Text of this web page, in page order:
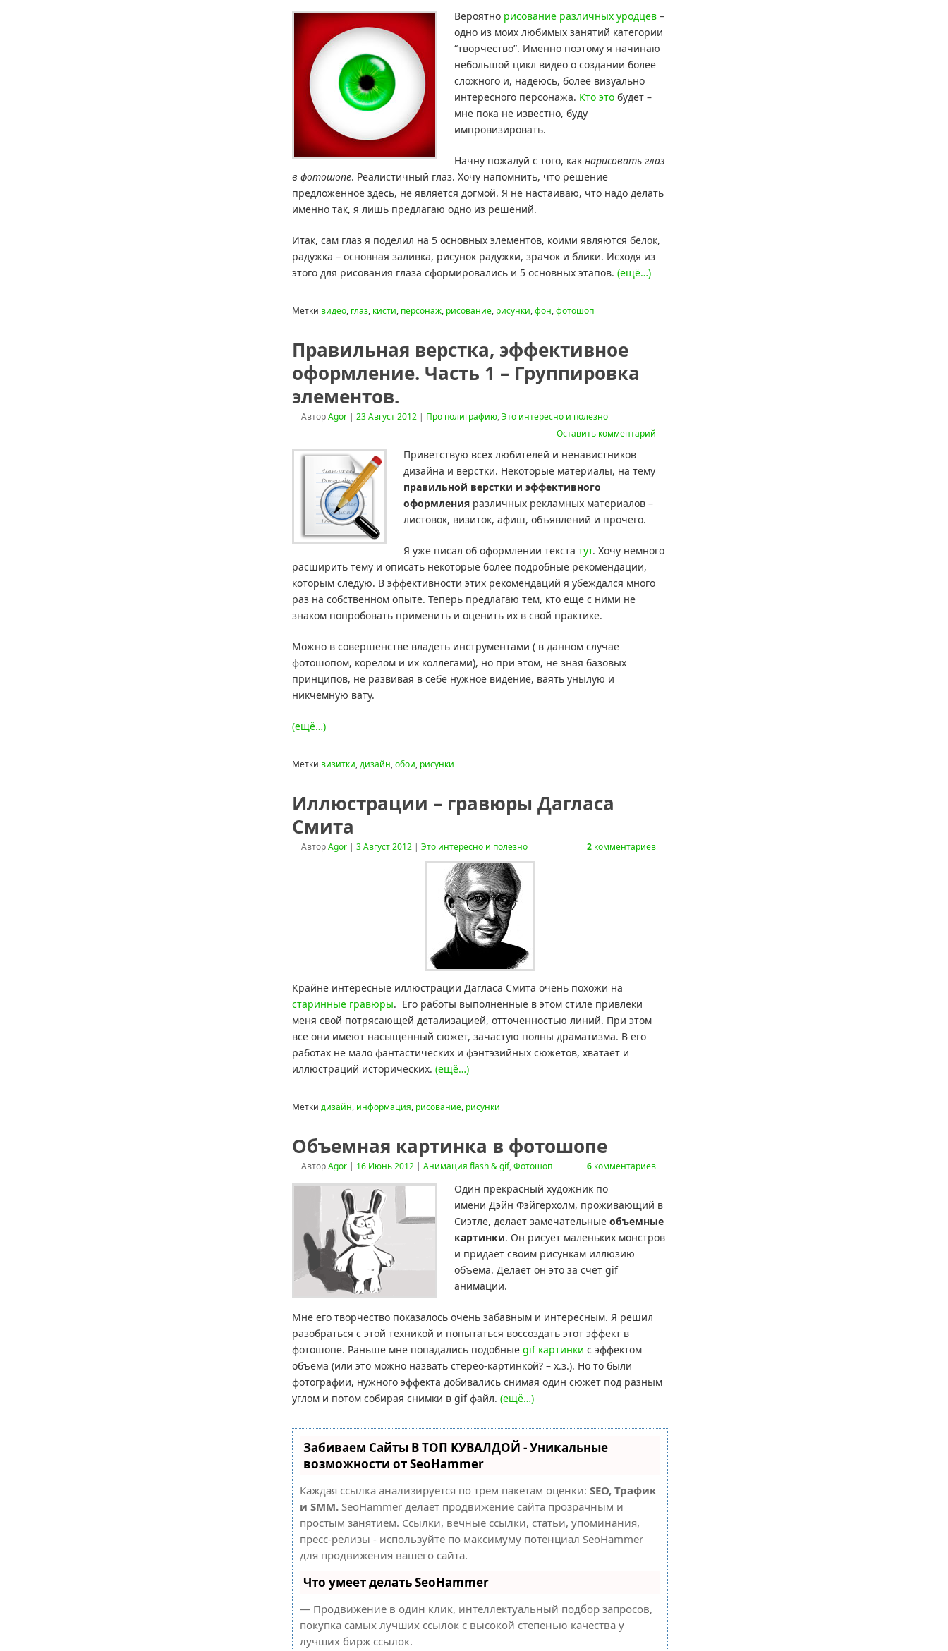
Вероятно рисование различных уродцев–
одно из моих любимых занятий категории
“творчество”. Именно поэтому я начинаю
небольшой цикл видео о создании более
сложного и, надеюсь, более визуально
интересного персонажа. Кто этобудет –
мне пока не известно, буду
импровизировать.
Начну пожалуй с того, как нарисовать глаз
в фотошопе. Реалистичный глаз. Хочу напомнить, что решение
предложенное здесь, не является догмой. Я не настаиваю, что надо делать
именно так, я лишь предлагаю одно из решений.
Итак, сам глаз я поделил на 5 основных элементов, коими являются белок,
радужка – основная заливка, рисунок радужки, зрачок и блики. Исходя из
этого для рисования глаза сформировались и 5 основных этапов. (ещё…)
Метки видео, глаз, кисти, персонаж, рисование, рисунки,фон,фотошоп
Правильная верстка, эффективное
оформление. Часть 1 – Группировка
элементов.
АвторAgor | 23 Август 2012 | Про полиграфию,Это интересно и полезно
Оставить комментарий
Приветствую всех любителей и ненавистников
дизайна и верстки. Некоторые материалы, на тему
правильной верстки и эффективного
оформленияразличных рекламных материалов –
листовок, визиток, афиш, объявлений и прочего.
Я уже писал об оформлении текста тут. Хочу немного
расширить тему и описать некоторые более подробные рекомендации,
которым следую. В эффективности этих рекомендаций я убеждался много
раз на собственном опыте. Теперь предлагаю тем, кто еще с ними не
знаком попробовать применить и оценить их в свой практике.
Можно в совершенстве владеть инструментами ( в данном случае
фотошопом, корелом и их коллегами), но при этом, не зная базовых
принципов, не развивая в себе нужное видение, ваять унылую и
никчемную вату.
(ещё…)
Метки визитки,дизайн,обои, рисунки
Иллюстрации – гравюры Дагласа
Смита
АвторAgor | 3 Август 2012 | Это интересно и полезно 2комментариев
Крайне интересные иллюстрации Дагласа Смита очень похожи на
старинные гравюры. Его работы выполненные в этом стиле привлеки
меня свой потрясающей детализацией, отточенностью линий. При этом
все они имеют насыщенный сюжет, зачастую полны драматизма. В его
работах не мало фантастических и фэнтэзийных сюжетов, хватает и
иллюстраций исторических. (ещё…)
Метки дизайн, информация, рисование, рисунки
Объемная картинка в фотошопе
АвторAgor | 16 Июнь 2012 | Анимация flash & gif,Фотошоп 6комментариев
Один прекрасный художник по
имени Дэйн Фэйгерхолм, проживающий в
Сиэтле, делает замечательные объемные
картинки. Он рисует маленьких монстров
и придает своим рисункам иллюзию
объема. Делает он это за счет gif
анимации.
Мне его творчество показалось очень забавным и интересным. Я решил
разобраться с этой техникой и попытаться воссоздать этот эффект в
фотошопе. Раньше мне попадались подобные gif картинки с эффектом
объема (или это можно назвать стерео-картинкой? – х.з.). Но то были
фотографии, нужного эффекта добивались снимая один сюжет под разным
углом и потом собирая снимки в gif файл. (ещё…)
Забиваем Сайты В ТОП КУВАЛДОЙ - Уникальные
возможности от SeoHammer
Каждая ссылка анализируется по трем пакетам оценки: SEO, Трафик
и SMM.SeoHammer делает продвижение сайта прозрачным и
простым занятием. Ссылки, вечные ссылки, статьи, упоминания,
пресс-релизы - используйте по максимуму потенциал SeoHammer
для продвижения вашего сайта.
Что умеет делать SeoHammer
— Продвижение в один клик, интеллектуальный подбор запросов,
покупка самых лучших ссылок с высокой степенью качества у
лучших бирж ссылок.